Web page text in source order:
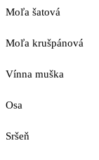
Moľa šatová
Moľa krušpánová
Vínna muška
Osa
Sršeň